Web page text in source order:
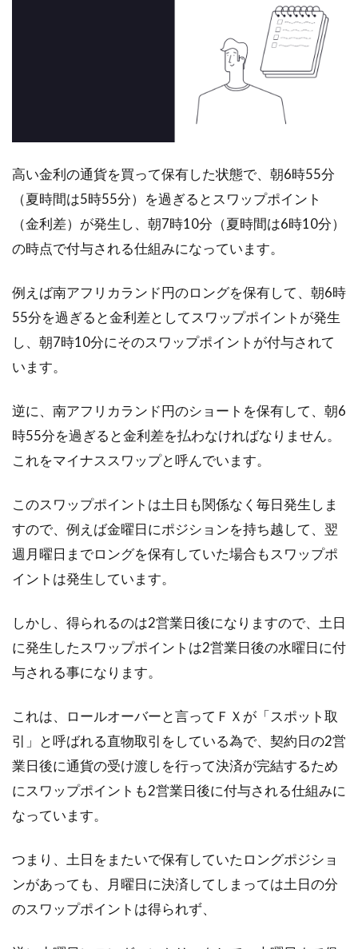
高い金利の通貨を買って保有した状態で、朝6時55分
（夏時間は5時55分）を過ぎるとスワップポイント
（金利差）が発生し、朝7時10分（夏時間は6時10分）
の時点で付与される仕組みになっています。
例えば南アフリカランド円のロングを保有して、朝6時
55分を過ぎると金利差としてスワップポイントが発生
し、朝7時10分にそのスワップポイントが付与されて
います。
逆に、南アフリカランド円のショートを保有して、朝6
時55分を過ぎると金利差を払わなければなりません。
これをマイナススワップと呼んでいます。
このスワップポイントは土日も関係なく毎日発生しま
すので、例えば金曜日にポジションを持ち越して、翌
週月曜日までロングを保有していた場合もスワップポ
イントは発生しています。
しかし、得られるのは2営業日後になりますので、土日
に発生したスワップポイントは2営業日後の水曜日に付
与される事になります。
これは、ロールオーバーと言ってＦＸが「スポット取
引」と呼ばれる直物取引をしている為で、契約日の2営
業日後に通貨の受け渡しを行って決済が完結するため
にスワップポイントも2営業日後に付与される仕組みに
なっています。
つまり、土日をまたいで保有していたロングポジショ
ンがあっても、月曜日に決済してしまっては土日の分
のスワップポイントは得られず、